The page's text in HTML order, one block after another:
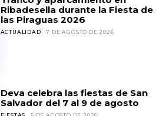
Ribadesella durante la Fiesta de
las Piraguas 2026
ACTUALIDAD 7 DE AGOSTO DE 2026
Deva celebra las fiestas de San
Salvador del 7 al 9 de agosto